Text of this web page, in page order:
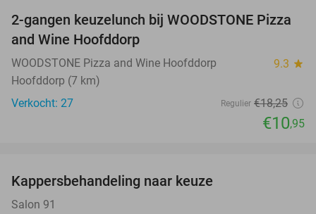
40%
2-gangen keuzelunch bij WOODSTONE Pizza
and Wine Hoofddorp
WOODSTONE Pizza and Wine Hoofddorp 9.3 star
Hoofddorp (7 km)
Verkocht: 27
Regulier €18,25
€10,95
Kappersbehandeling naar keuze
Salon 91